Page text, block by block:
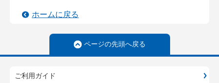
ホームに戻る
ページの先頭へ戻る
ご利用ガイド